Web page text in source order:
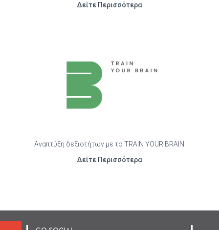
Δείτε Περισσότερα
Αναπτύξη δεξιοτήτων με το TRAIN YOUR BRAIN
Δείτε Περισσότερα